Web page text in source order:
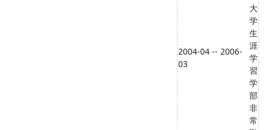
2004-04 -- 2006-
03
大
学
生
涯
学
習
学
部
非
常